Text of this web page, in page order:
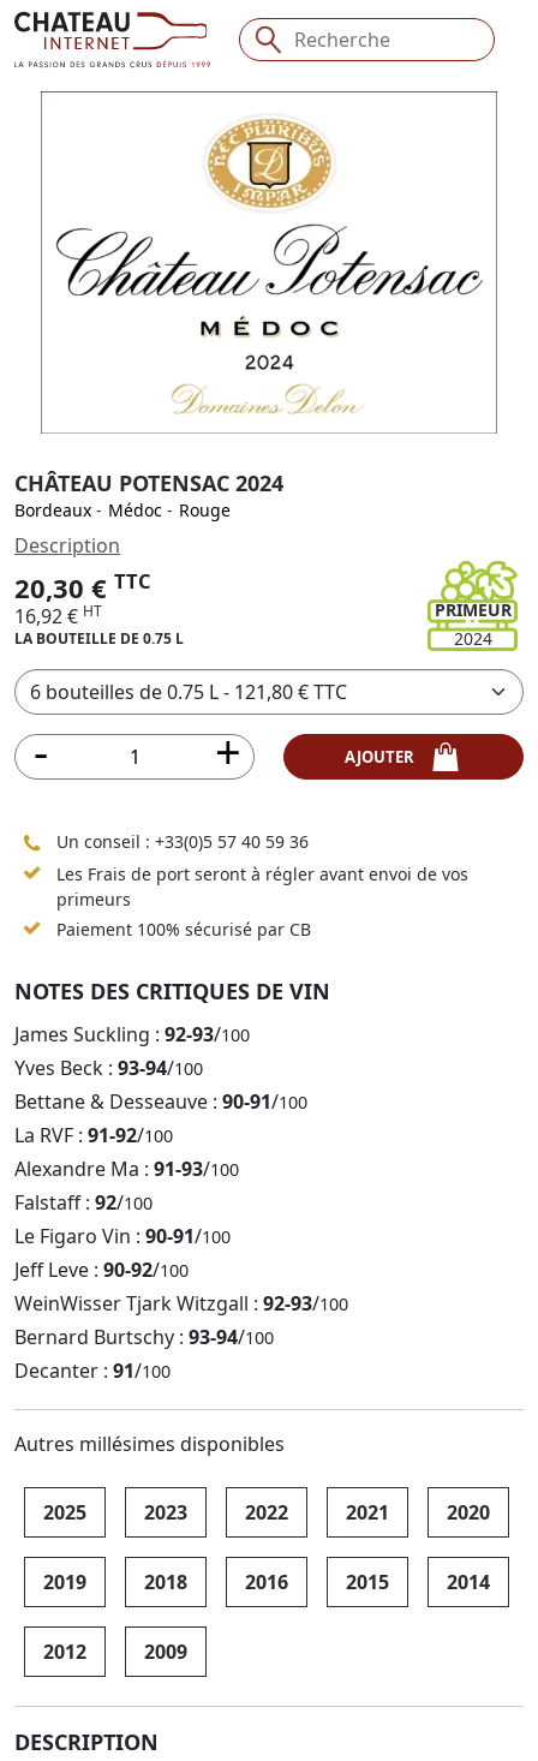
CHÂTEAU POTENSAC 2024
Bordeaux - Médoc - Rouge
PRIMEUR
2024
Description
20,30 € TTC
16,92 € HT
LA BOUTEILLE DE 0.75 L
Un conseil : +33(0)5 57 40 59 36
Les Frais de port seront à régler avant envoi de vos
primeurs
Paiement 100% sécurisé par CB
NOTES DES CRITIQUES DE VIN
James Suckling : 92-93/100
Yves Beck : 93-94/100
Bettane & Desseauve : 90-91/100
La RVF : 91-92/100
Alexandre Ma : 91-93/100
Falstaff : 92/100
Le Figaro Vin : 90-91/100
Jeff Leve : 90-92/100
WeinWisser Tjark Witzgall : 92-93/100
Bernard Burtschy : 93-94/100
Decanter : 91/100
Autres millésimes disponibles
2025 2023 2022 2021 2020
2019 2018 2016 2015 2014
2012 2009
DESCRIPTION